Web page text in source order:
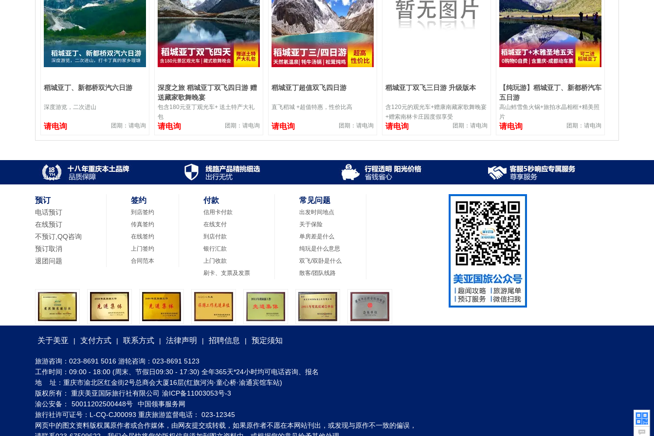
稻城亚丁、新都桥双汽六日游
深度游览，二次进山
请电询 团期：请电询
深度之旅 稻城亚丁双飞四日游 赠
送藏家歌舞晚宴
包含180元亚丁观光车+ 送土特产大礼
包
请电询 团期：请电询
稻城亚丁超值双飞四日游
直飞稻城 +超值特惠，性价比高
请电询 团期：请电询
稻城亚丁双飞三日游 升级版本
含120元的观光车+赠康南藏家歌舞晚宴
+赠索南林卡庄园度假享受
请电询 团期：请电询
【纯玩游】稻城亚丁、新都桥汽车
五日游
高山鳕雪鱼火锅+旅拍水晶相框+精美照
片
请电询 团期：请电询
预订
电话预订
在线预订
不预订,QQ咨询
预订取消
退团问题
签约
到店签约
传真签约
在线签约
上门签约
合同范本
付款
信用卡付款
在线支付
到店付款
银行汇款
上门收款
刷卡、支票及发票
常见问题
出发时间地点
关于保险
单房差是什么
纯玩是什么意思
双飞/双卧是什么
散客/团队线路
关于美亚 | 支付方式 | 联系方式 | 法律声明 | 招聘信息 | 预定须知
旅游咨询：023-8691 5016 游轮咨询：023-8691 5123
工作时间：09:00 - 18:00 (周末、节假日09:30 - 17:30) 全年365天*24小时均可电话咨询、报名
地 址：重庆市渝北区红金街2号总商会大厦16层(红旗河沟·童心桥·渝通宾馆车站)
版权所有： 重庆美亚国际旅行社有限公司 渝ICP备11003053号-3
渝公安备：
50011202500448号
中国领事服务网
旅行社许可证号：L-CQ-CJ00093 重庆旅游监督电话： 023-12345
网页中的图文资料版权属原作者或合作媒体，由网友提交或转载，如果原作者不愿在本网站刊出，或发现与原作不一致的偏误，